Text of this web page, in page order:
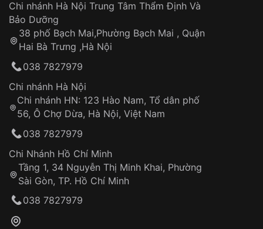
Áp dụng cho tất cả tỉnh thành trên toàn quốc
Thời gian tính từ khi xác nhận đơn hàng thành
công
Hotline: 0585 215 215
Từ khóa SEO:
Khách hàng kiểm tra và thanh toán trực tiếp
Dây đeo
Sản phẩm đã bị:
Tự ý sửa chữa
thống VNLUX
Đảm bảo quyền lợi khách hàng
Đồng hành cùng khách hàng trong suốt quá
trình sử dụng
Chi nhánh Hà Nội Trung Tâm Thẩm Định Và
Bảo Dưỡng
38 phố Bạch Mai,Phường Bạch Mai , Quận
Hai Bà Trưng ,Hà Nội
038 7827979
Chi nhánh Hà Nội
Chi nhánh HN: 123 Hào Nam, Tổ dân phố
56, Ô Chợ Dừa, Hà Nội, Việt Nam
038 7827979
Chi Nhánh Hồ Chí Minh
Tầng 1, 34 Nguyễn Thị Minh Khai, Phường
Sài Gòn, TP. Hồ Chí Minh
038 7827979